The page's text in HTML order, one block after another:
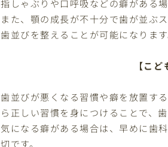
指しゃぶりや口呼吸などの癖がある
また、顎の成長が不十分で歯が並ぶ
歯並びを整えることが可能になります
【こ
歯並びが悪くなる習慣や癖を放置す
ら正しい習慣を身につけることで、
気になる癖がある場合は、早めに歯
切です。